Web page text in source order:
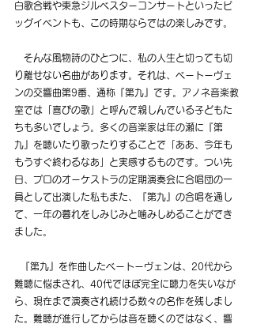
白歌合戦や東急ジルベスターコンサートといったビ
ッグイベントも、この時期ならではの楽しみです。
そんな風物詩のひとつに、私の人生と切っても切
り離せない名曲があります。それは、ベートーヴェ
ンの交響曲第9番、通称『第九』です。アノネ音楽教
室では「喜びの歌」と呼んで親しんでいる子どもた
ちも多いでしょう。多くの音楽家は年の瀬に『第
九』を聴いたり歌ったりすることで「ああ、今年も
もうすぐ終わるなあ」と実感するものです。つい先
日、プロのオーケストラの定期演奏会に合唱団の一
員として出演した私もまた、『第九』の合唱を通し
て、一年の暮れをしみじみと噛みしめることができ
ました。
難聴に悩まされ、40代でほぼ完全に聴力を失いなが
ら、現在まで演奏され続ける数々の名作を残しまし
た。難聴が進行してからは音を聴くのではなく、響